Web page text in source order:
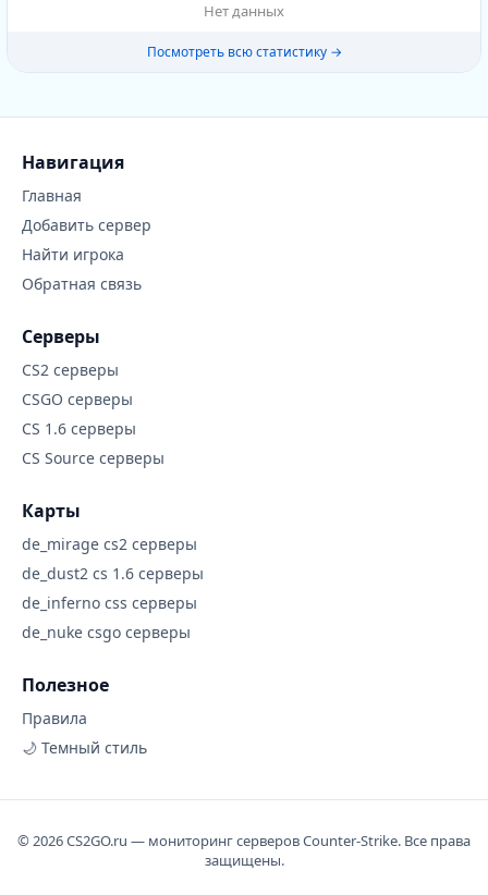
Нет данных
Посмотреть всю статистику →
Навигация
Главная
Добавить сервер
Найти игрока
Обратная связь
Серверы
CS2 серверы
CSGO серверы
CS 1.6 серверы
CS Source серверы
Карты
de_mirage cs2 серверы
de_dust2 cs 1.6 серверы
de_inferno css серверы
de_nuke csgo серверы
Полезное
Правила
🌙 Темный стиль
© 2026 CS2GO.ru — мониторинг серверов Counter-Strike. Все права
защищены.